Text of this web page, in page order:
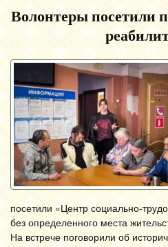
Волонтеры посетили
посетили «Центр социально-
без определенного места
На встрече поговорили об